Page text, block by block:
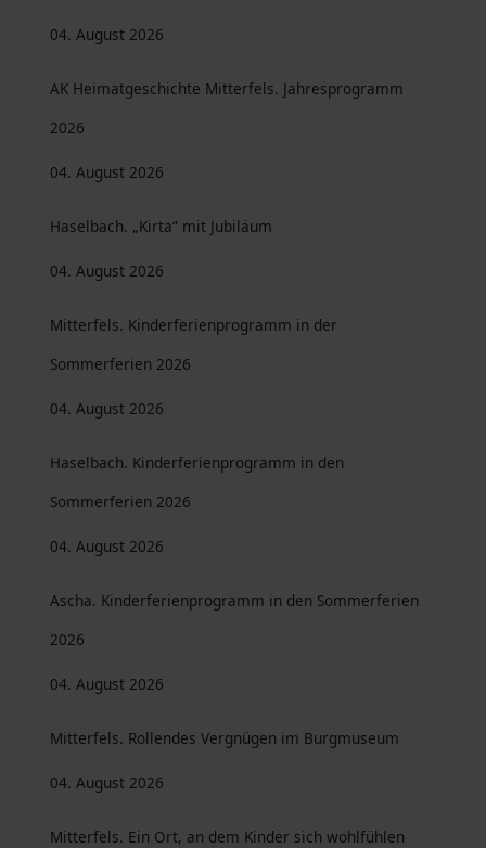
04. August 2026
AK Heimatgeschichte Mitterfels. Jahresprogramm
2026
04. August 2026
Haselbach. „Kirta“ mit Jubiläum
04. August 2026
Mitterfels. Kinderferienprogramm in der
Sommerferien 2026
04. August 2026
Haselbach. Kinderferienprogramm in den
Sommerferien 2026
04. August 2026
Ascha. Kinderferienprogramm in den Sommerferien
2026
04. August 2026
Mitterfels. Rollendes Vergnügen im Burgmuseum
04. August 2026
Mitterfels. Ein Ort, an dem Kinder sich wohlfühlen